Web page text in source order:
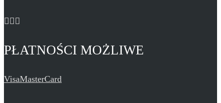
PŁATNOŚCI MOŻLIWE
VisaMasterCard